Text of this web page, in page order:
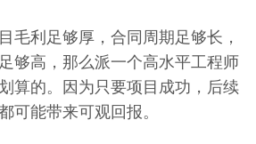
毛利足够厚，合同周期足够长，
够高，那么派一个高水平工程师
算的。因为只要项目成功，后续
可能带来可观回报。